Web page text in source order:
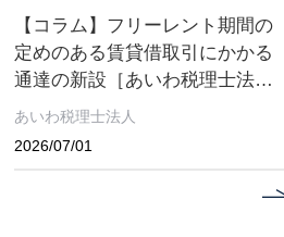
【コラム】フリーレント期間の
定めのある賃貸借取引にかかる
通達の新設［あいわ税理士法人
コラム］
あいわ税理士法人
2026/07/01